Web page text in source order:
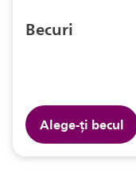
Becuri
Alege-ți becul